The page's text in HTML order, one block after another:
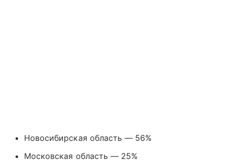
Новосибирская область — 56%
Московская область — 25%